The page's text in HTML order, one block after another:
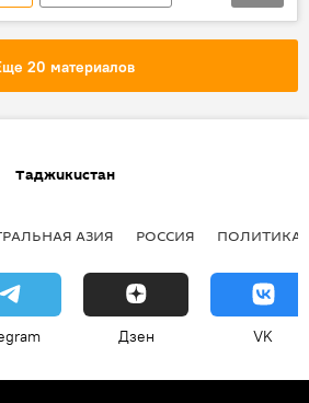
Религия
20 материалов
Таджикистан
АЗИЯ РОССИЯ ПОЛИТИКА
Дзен VK